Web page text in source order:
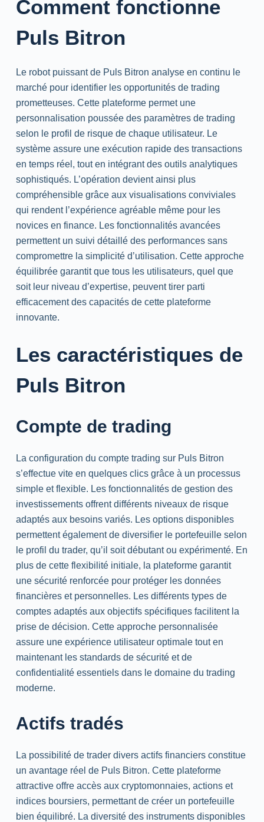
Comment fonctionne
Puls Bitron
Le robot puissant de Puls Bitron analyse en continu le
marché pour identifier les opportunités de trading
prometteuses. Cette plateforme permet une
personnalisation poussée des paramètres de trading
selon le profil de risque de chaque utilisateur. Le
système assure une exécution rapide des transactions
en temps réel, tout en intégrant des outils analytiques
sophistiqués. L’opération devient ainsi plus
compréhensible grâce aux visualisations conviviales
qui rendent l’expérience agréable même pour les
novices en finance. Les fonctionnalités avancées
permettent un suivi détaillé des performances sans
compromettre la simplicité d’utilisation. Cette approche
équilibrée garantit que tous les utilisateurs, quel que
soit leur niveau d’expertise, peuvent tirer parti
efficacement des capacités de cette plateforme
innovante.
Les caractéristiques de
Puls Bitron
Compte de trading
La configuration du compte trading sur Puls Bitron
s’effectue vite en quelques clics grâce à un processus
simple et flexible. Les fonctionnalités de gestion des
investissements offrent différents niveaux de risque
adaptés aux besoins variés. Les options disponibles
permettent également de diversifier le portefeuille selon
le profil du trader, qu’il soit débutant ou expérimenté. En
plus de cette flexibilité initiale, la plateforme garantit
une sécurité renforcée pour protéger les données
financières et personnelles. Les différents types de
comptes adaptés aux objectifs spécifiques facilitent la
prise de décision. Cette approche personnalisée
assure une expérience utilisateur optimale tout en
maintenant les standards de sécurité et de
confidentialité essentiels dans le domaine du trading
moderne.
Actifs tradés
La possibilité de trader divers actifs financiers constitue
un avantage réel de Puls Bitron. Cette plateforme
attractive offre accès aux cryptomonnaies, actions et
indices boursiers, permettant de créer un portefeuille
bien équilibré. La diversité des instruments disponibles